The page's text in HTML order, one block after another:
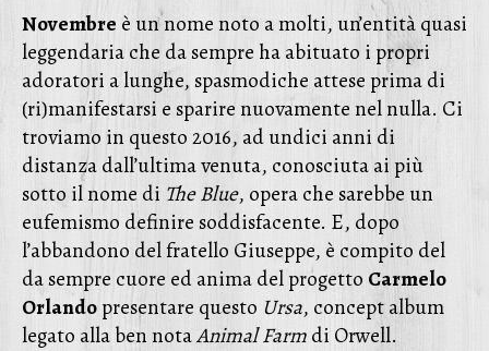
Novembre è un nome noto a molti, un’entità quasi
leggendaria che da sempre ha abituato i propri
adoratori a lunghe, spasmodiche attese prima di
(ri)manifestarsi e sparire nuovamente nel nulla. Ci
troviamo in questo 2016, ad undici anni di
distanza dall’ultima venuta, conosciuta ai più
sotto il nome di The Blue, opera che sarebbe un
eufemismo definire soddisfacente. E, dopo
l’abbandono del fratello Giuseppe, è compito del
da sempre cuore ed anima del progetto Carmelo
Orlandopresentare questo Ursa, concept album
legato alla ben notaAnimal Farmdi Orwell.